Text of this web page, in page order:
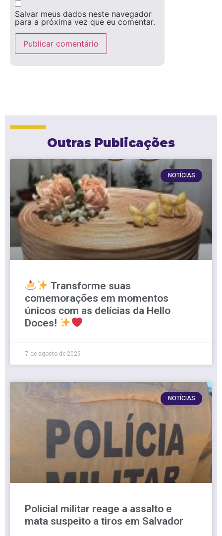
Salvar meus dados neste navegador
para a próxima vez que eu comentar.
Outras Publicações
NOTÍCIAS
Transforme suas
comemorações em momentos
únicos com as delícias da Hello
Doces!
7 de agosto de 2026
NOTÍCIAS
Policial militar reage a assalto e
mata suspeito a tiros em Salvador